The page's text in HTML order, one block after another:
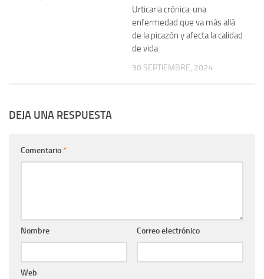
Urticaria crónica: una
enfermedad que va más allá
de la picazón y afecta la calidad
de vida
30 SEPTIEMBRE, 2024
DEJA UNA RESPUESTA
Comentario*
Nombre Correo electrónico
Web